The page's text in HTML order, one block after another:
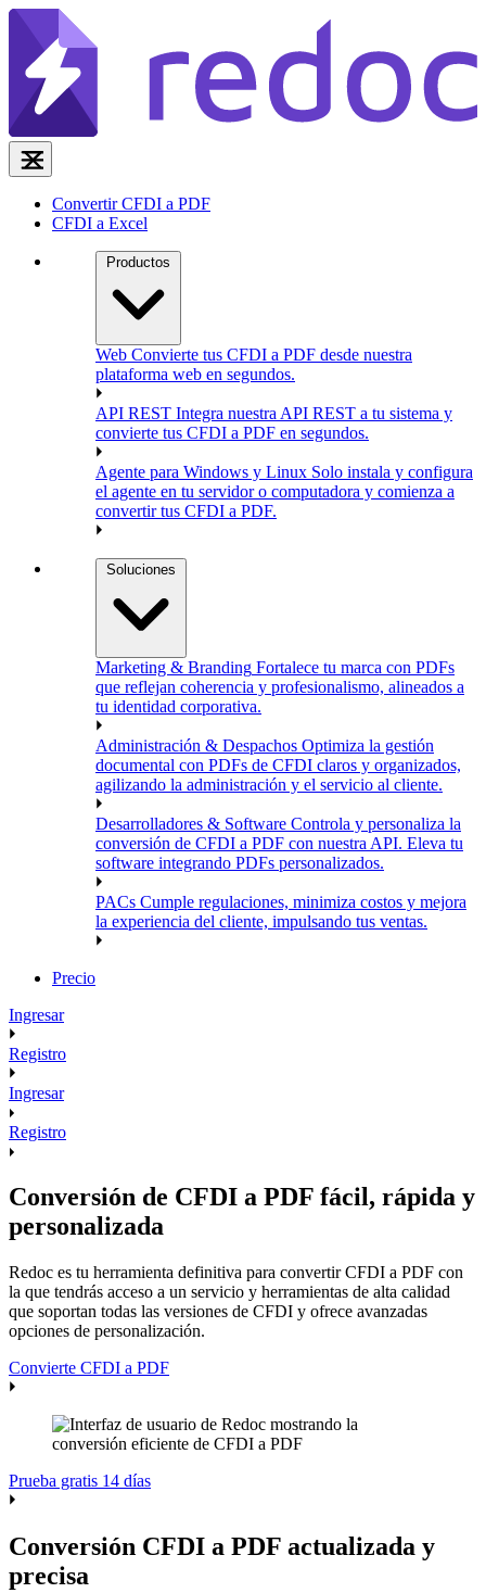
Convertir CFDI a PDF
CFDI a Excel
Productos
Web Convierte tus CFDI a PDF desde nuestra
plataforma web en segundos.
API REST Integra nuestra API REST a tu sistema y
convierte tus CFDI a PDF en segundos.
Agente para Windows y Linux Solo instala y configura
el agente en tu servidor o computadora y comienza a
convertir tus CFDI a PDF.
Soluciones
Marketing & Branding Fortalece tu marca con PDFs
que reflejan coherencia y profesionalismo, alineados a
tu identidad corporativa.
Administración & Despachos Optimiza la gestión
documental con PDFs de CFDI claros y organizados,
agilizando la administración y el servicio al cliente.
Desarrolladores & Software Controla y personaliza la
conversión de CFDI a PDF con nuestra API. Eleva tu
software integrando PDFs personalizados.
PACs Cumple regulaciones, minimiza costos y mejora
la experiencia del cliente, impulsando tus ventas.
Precio
Ingresar
Registro
Ingresar
Registro
Conversión de CFDI a PDF fácil, rápida y
personalizada
Redoc es tu herramienta definitiva para convertir CFDI a PDF con
la que tendrás acceso a un servicio y herramientas de alta calidad
que soportan todas las versiones de CFDI y ofrece avanzadas
opciones de personalización.
Convierte CFDI a PDF
Prueba gratis 14 días
Conversión CFDI a PDF actualizada y
precisa